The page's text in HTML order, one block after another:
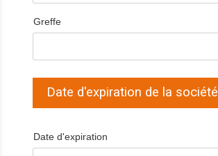
Greffe
Date d'expiration de la société
Date d'expiration